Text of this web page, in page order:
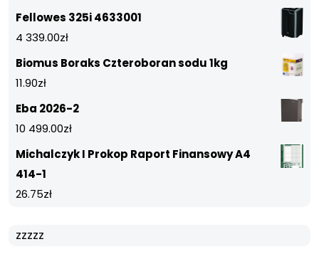
Fellowes 325i 4633001
4 339.00zł
Biomus Boraks Czteroboran sodu 1kg
11.90zł
Eba 2026-2
10 499.00zł
Michalczyk I Prokop Raport Finansowy A4
414-1
26.75zł
zzzzz